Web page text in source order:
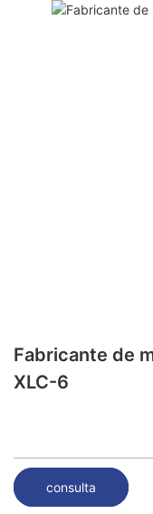
Fabricante de
XLC-6
consulta